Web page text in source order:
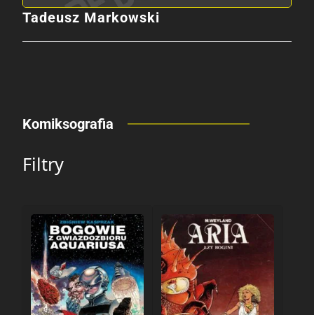
Tadeusz Markowski
Komiksografia
Filtry